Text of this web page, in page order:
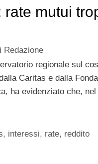
rate mutui
Redazione
regionale sul
Caritas e dalla
ha evidenziato che, nel
, interessi, rate, reddito